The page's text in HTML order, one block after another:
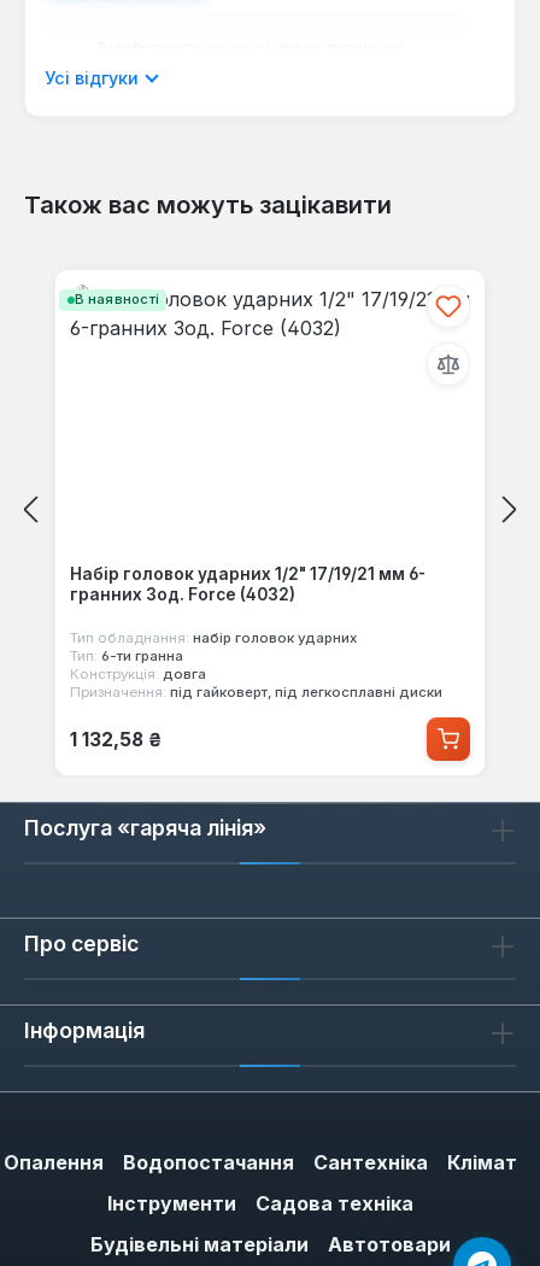
мовою.
Відгуків не знайдено. Поділіться
Усі відгуки
Також вас можуть зацікавити
В наявності
Набір головок ударних 1/2" 17/19/21 мм 6-
гранних 3од. Force (4032)
Тип обладнання: набір головок ударних
Тип: 6-ти гранна
Конструкція: довга
Призначення: під гайковерт, під легкосплавні диски
Звичайна ціна:
1 132,58 ₴
Послуга «гаряча лінія»
Про сервіс
Інформація
Опалення Водопостачання Сантехніка
Клімат
Інструменти
Садова техніка
Будівельні матеріали
Автотовари